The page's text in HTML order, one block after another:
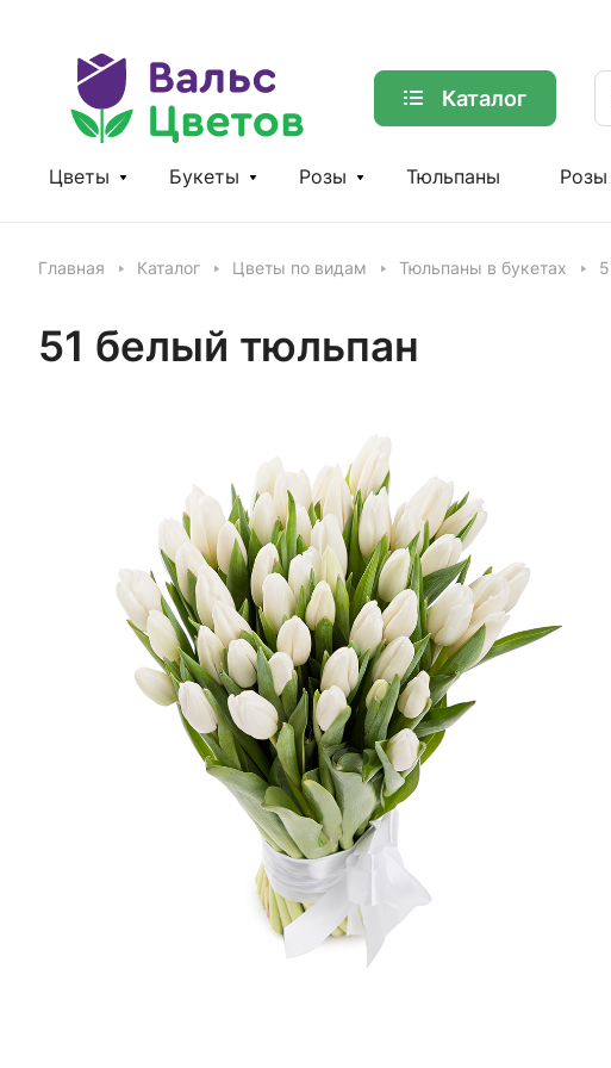
Каталог
Цветы Букеты Розы Тюльпаны Розы
Главная Каталог Цветы по видам Тюльпаны в букетах
51 белый тюльпан